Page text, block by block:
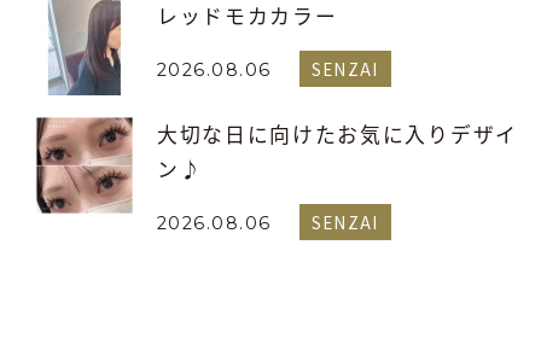
レッドモカカラー
2026.08.06 SENZAI
大切な日に向けたお気に入りデザイ
ン♪
2026.08.06 SENZAI